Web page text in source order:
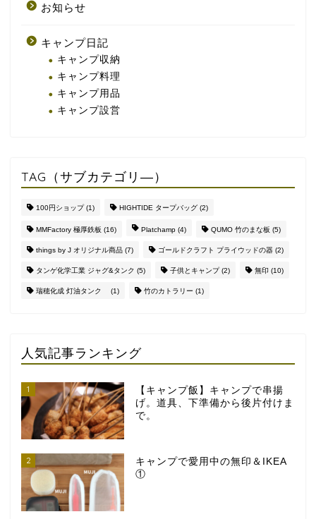
お知らせ
キャンプ日記
キャンプ収納
キャンプ料理
キャンプ用品
キャンプ設営
TAG（サブカテゴリ―）
100円ショップ(1) HIGHTIDE タープバッグ (2)
MMFactory 極厚鉄板 (16) Platchamp (4) QUMO 竹のまな板 (5)
things by J オリジナル商品 (7) ゴールドクラフト プライウッドの器 (2)
タンゲ化学工業 ジャグ&タンク (5) 子供とキャンプ(2) 無印 (10)
瑞穂化成 灯油タンク (1) 竹のカトラリー (1)
人気記事ランキング
1
【キャンプ飯】キャンプで串揚
げ。道具、下準備から後片付けま
で。
2
キャンプで愛用中の無印＆IKEA
①